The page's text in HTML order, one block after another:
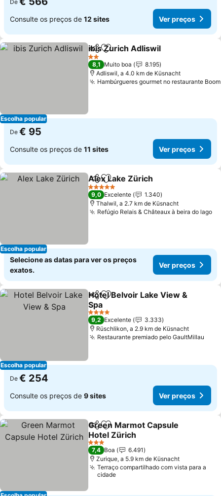
De
Consulte os preços de 12 sites Ver preços
Escolha popular
PartilharAdicionar aos favoritos
ibis Zurich Adliswil
2 Estrelas
8,1 Muito boa
8.195
Adliswil, a 4.0 km de Küsnacht
Hambúrgueres gourmet no restaurante Boom
De € 95
Consulte os preços de 11 sites Ver preços
Escolha popular
PartilharAdicionar aos favoritos
Alex Lake Zürich
5 Estrelas
9,0 Excelente
1.340
Thalwil, a 2.7 km de Küsnacht
Refúgio Relais & Châteaux à beira do lago
Selecione as datas para ver os preços
exatos.
Ver preços
Escolha popular
PartilharAdicionar aos favoritos
Hotel Belvoir Lake View &
Spa
Ver preços
4 Estrelas
9,2 Excelente
3.333
Rüschlikon, a 2.9 km de Küsnacht
Restaurante premiado pelo GaultMillau
De € 254
Consulte os preços de 9 sites Ver preços
PartilharAdicionar aos favoritos
Green Marmot Capsule
Hotel Zürich
Ver preços
3 Estrelas
7,4 Boa
6.491
Zurique, a 5.9 km de Küsnacht
Terraço compartilhado com vista para a
cidade